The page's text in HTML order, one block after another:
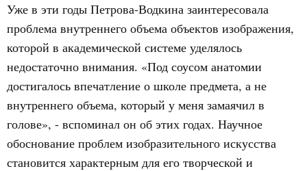
Уже в эти годы Петрова-Водкина заинтересовала
проблема внутреннего объема объектов изображения,
которой в академической системе уделялось
недостаточно внимания. «Под соусом анатомии
достигалось впечатление о школе предмета, а не
внутреннего объема, который у меня замаячил в
голове», - вспоминал он об этих годах. Научное
обоснование проблем изобразительного искусства
становится характерным для его творческой и